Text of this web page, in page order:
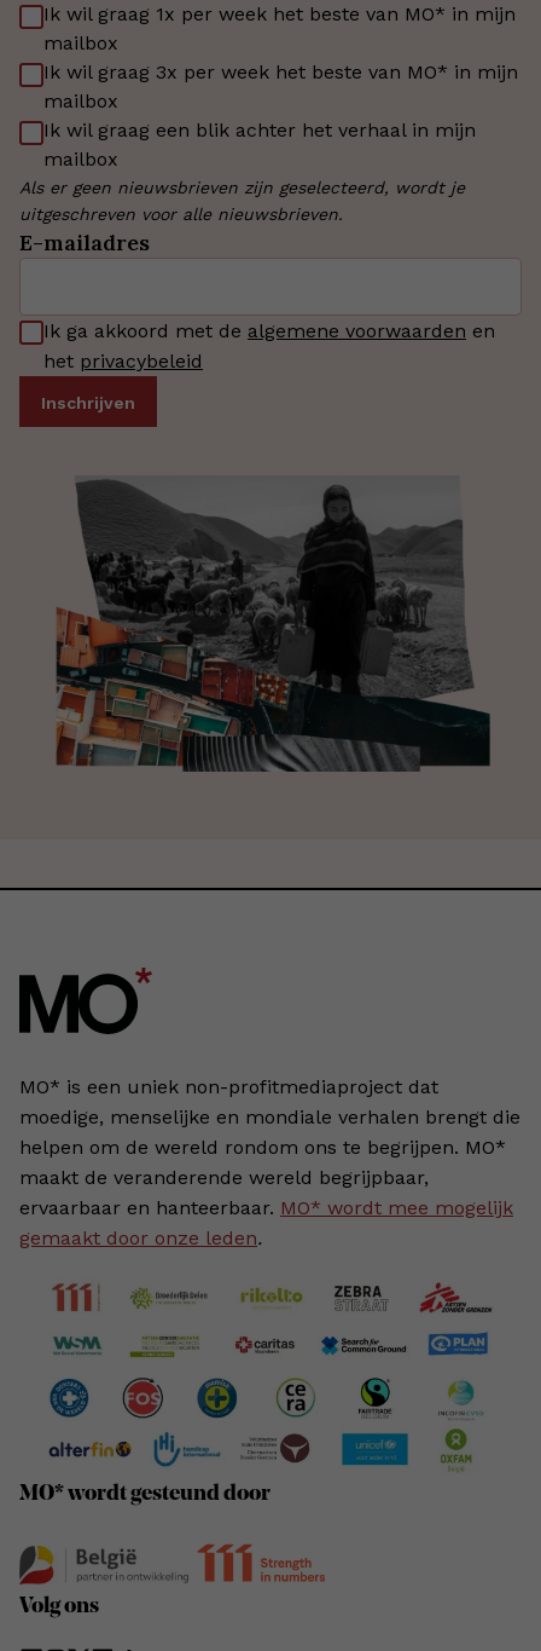
Ik wil graag 1x per week het beste van MO* in mijn
mailbox
Ik wil graag 3x per week het beste van MO* in mijn
mailbox
Ik wil graag een blik achter het verhaal in mijn
mailbox
Als er geen nieuwsbrieven zijn geselecteerd, wordt je
uitgeschreven voor alle nieuwsbrieven.
E-mailadres
Ik ga akkoord met de algemene voorwaarden en
het privacybeleid
MO* is een uniek non-profitmediaproject dat
moedige, menselijke en mondiale verhalen brengt die
helpen om de wereld rondom ons te begrijpen. MO*
maakt de veranderende wereld begrijpbaar,
ervaarbaar en hanteerbaar. MO* wordt mee mogelijk
gemaakt door onze leden.
MO* wordt gesteund door
Volg ons